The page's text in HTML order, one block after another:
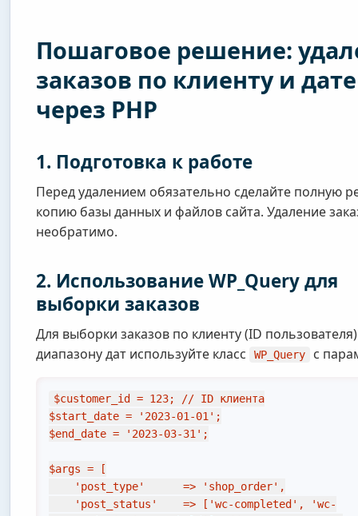
Пошаговое решение:
заказов по клиенту и дате
через PHP
1. Подготовка к работе
Перед удалением обязательно сделайте полную
копию базы данных и файлов сайта. Удаление
необратимо.
2. Использование WP_Query для
выборки заказов
Для выборки заказов по клиенту (ID
диапазону дат используйте класс
WP_Query с
$customer_id = 123; // ID клиента
$start_date = '2023-01-01';
$end_date = '2023-03-31';
$args = [